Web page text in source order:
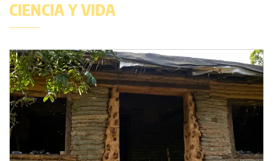
CIENCIA Y VIDA